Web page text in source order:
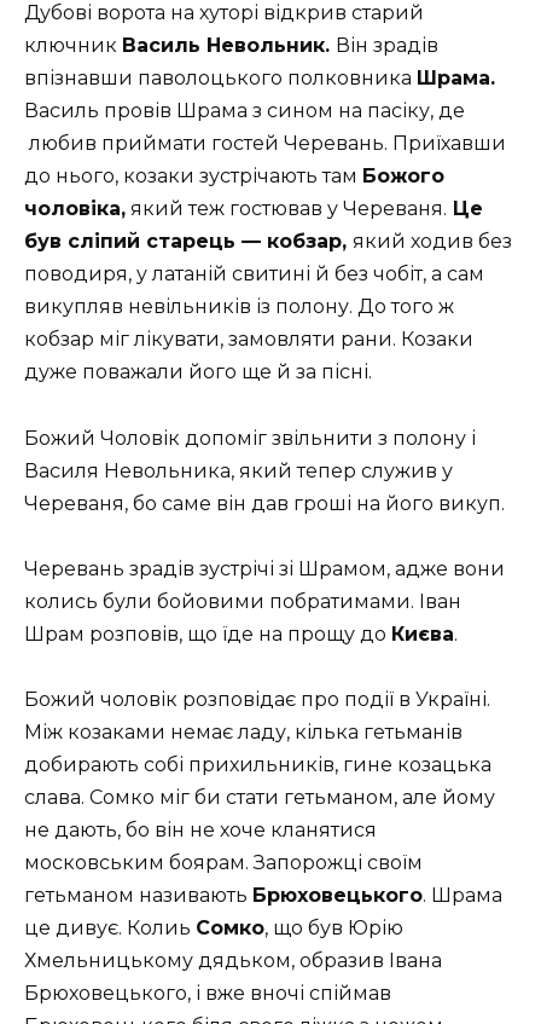
Дубові ворота на хуторі відкрив старий
ключник Василь Невольник. Він зрадів
впізнавши паволоцького полковника Шрама.
Василь провів Шрама з сином на пасіку, де
любив приймати гостей Черевань. Приїхавши
до нього, козаки зустрічають там Божого
чоловіка, який теж гостював у Череваня. Це
був сліпий старець — кобзар, який ходив без
поводиря, у латаній свитині й без чобіт, а сам
викупляв невільників із полону. До того ж
кобзар міг лікувати, замовляти рани. Козаки
дуже поважали його ще й за пісні.
Божий Чоловік допоміг звільнити з полону і
Василя Невольника, який тепер служив у
Череваня, бо саме він дав гроші на його викуп.
Черевань зрадів зустрічі зі Шрамом, адже вони
колись були бойовими побратимами. Іван
Шрам розповів, що їде на прощу до Києва.
Божий чоловік розповідає про події в Україні.
Між козаками немає ладу, кілька гетьманів
добирають собі прихильників, гине козацька
слава. Сомко міг би стати гетьманом, але йому
не дають, бо він не хоче кланятися
московським боярам. Запорожці своїм
гетьманом називають Брюховецького. Шрама
це дивує. Колиь Сомко, що був Юрію
Хмельницькому дядьком, образив Івана
Брюховецького, і вже вночі спіймав